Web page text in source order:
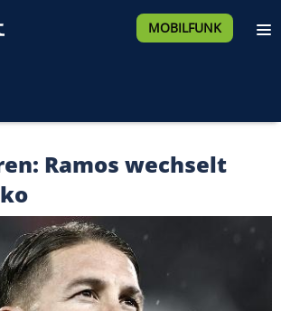
MOBILFUNK
Ramos wechselt